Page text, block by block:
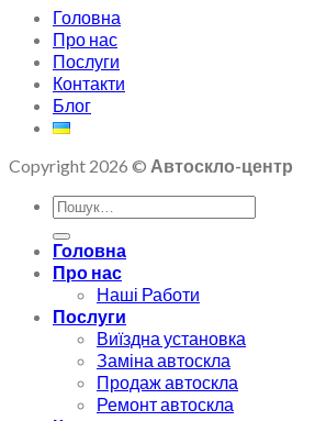
Головна
Про нас
Послуги
Контакти
Блог
Copyright 2026 © Автоскло-центр
Головна
Про нас
Наші Работи
Послуги
Виїздна установка
Заміна автоскла
Продаж автоскла
Ремонт автоскла